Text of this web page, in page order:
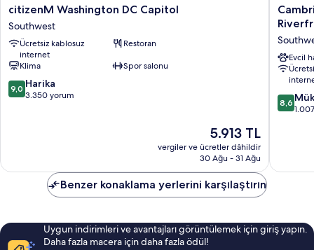
citizenM
Washington
DC
Capitol
Southwest
citizenM Washington DC Capitol
Southwest
Ücretsiz kablosuz
internet
Restoran
Klima
Spor salonu
10
üzerinden
9,0 Harika
3.350 yorum
Güncel
fiyat:
5.913 TL
5.913 TL
vergiler ve ücretler dâhildir
30 Ağu - 31 Ağu
Cambria
Hotel
D.C.
Navy
Yard
Evcil
10
8,6
Benzer konaklama yerlerini karşılaştırın
Uygun indirimleri ve avantajları görüntülemek için giriş yapın.
Daha fazla macera için daha fazla ödül!